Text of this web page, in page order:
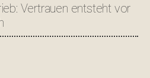
Vertrauen entsteht vor